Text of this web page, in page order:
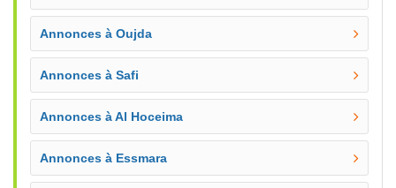
Annonces à Oujda
Annonces à Safi
Annonces à Al Hoceima
Annonces à Essmara